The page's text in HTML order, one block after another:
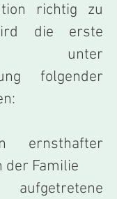
richtig zu
die erste
unter
folgender
ernsthafter
der Familie